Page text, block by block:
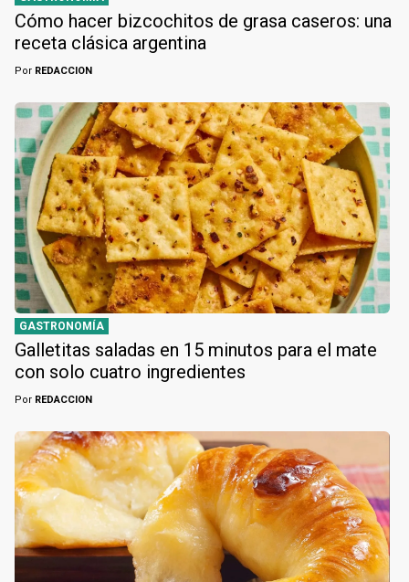
Cómo hacer bizcochitos de grasa caseros: una
receta clásica argentina
Por REDACCION
GASTRONOMÍA
Galletitas saladas en 15 minutos para el mate
con solo cuatro ingredientes
Por REDACCION